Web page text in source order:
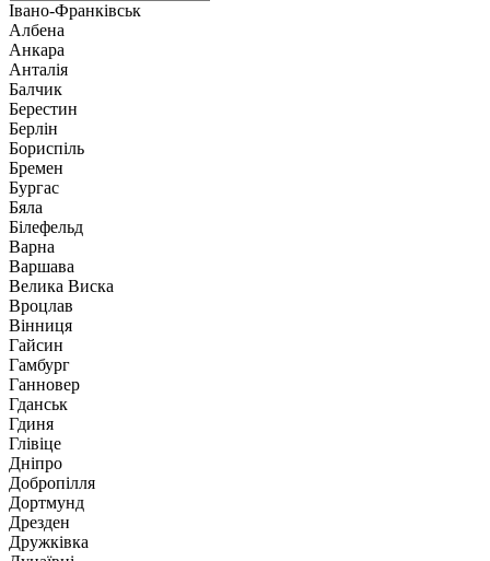
Івано-Франківськ
Албена
Анкара
Анталія
Балчик
Берестин
Берлін
Бориспіль
Бремен
Бургас
Бяла
Білефельд
Варна
Варшава
Велика Виска
Вроцлав
Вінниця
Гайсин
Гамбург
Ганновер
Гданськ
Гдиня
Глівіце
Дніпро
Добропілля
Дортмунд
Дрезден
Дружківка